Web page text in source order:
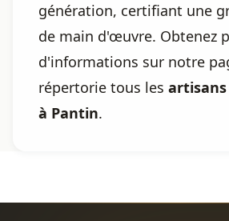
génération, certifiant une
de main d'œuvre. Obtenez
d'informations sur notre
répertorie tous les
à Pantin.